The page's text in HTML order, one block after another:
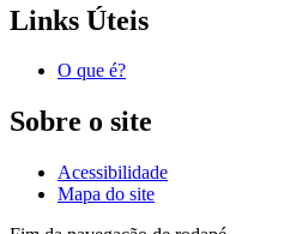
Links Úteis
O que é?
Sobre o site
Acessibilidade
Mapa do site